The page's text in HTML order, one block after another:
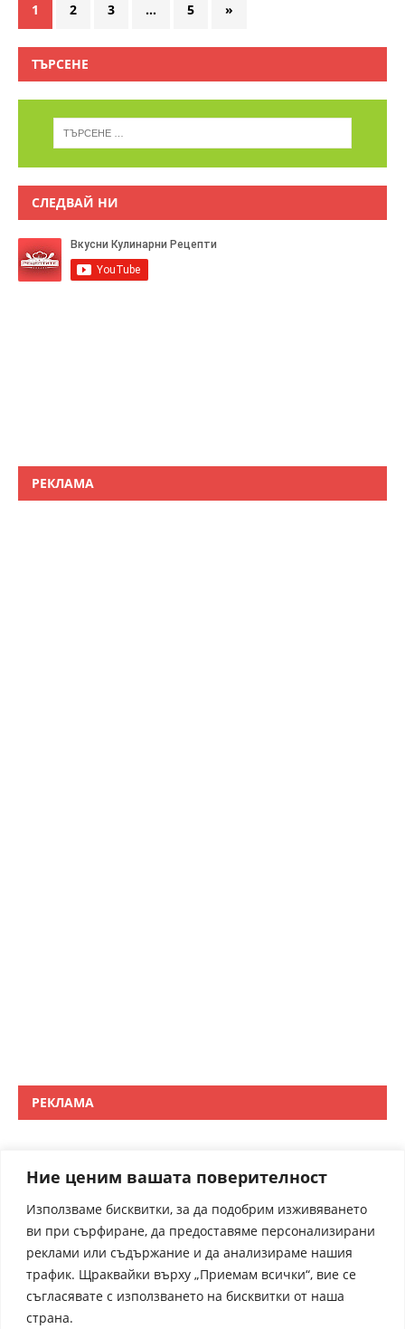
Ние ценим вашата поверителност
Използваме бисквитки, за да подобрим изживяването
ви при сърфиране, да предоставяме персонализирани
реклами или съдържание и да анализираме нашия
трафик. Щраквайки върху „Приемам всички“, вие се
съгласявате с използването на бисквитки от наша
страна.
1 2 3 … 5 »
ТЪРСЕНЕ
СЛЕДВАЙ НИ
РЕКЛАМА
РЕКЛАМА